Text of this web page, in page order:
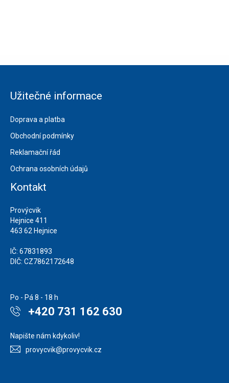
Užitečné informace
Doprava a platba
Obchodní podmínky
Reklamační řád
Ochrana osobních údajů
Kontakt
Provýcvik
Hejnice 411
463 62 Hejnice
IČ: 67831893
DIČ: CZ7862172648
Po - Pá 8 - 18 h
+420 731 162 630
Napište nám kdykoliv!
provycvik@provycvik.cz